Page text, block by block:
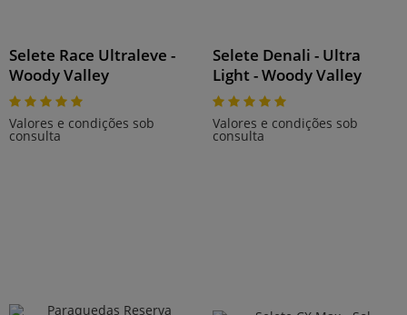
Selete Race Ultraleve -
Woody Valley
Valores e condições sob
consulta
Selete Denali - Ultra
Light - Woody Valley
Valores e condições sob
consulta